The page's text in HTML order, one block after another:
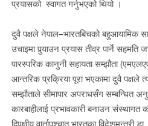
प्रयासको स्वागत गर्नुभएको थियो ।
दुवै पक्षले नेपाल–भारतबिचको बहुआयामिक
उचाइमा पुर्‍याउन प्रयास तीव्र पार्ने
पारस्परिक कानुनी सहायता सम्झौता
आन्तरिक प्रक्रिया पूरा भएकामा दुवै
सम्झौताले सीमापार अपराधसँग सम्बन्धित
कारबाहीलाई प्रभावकारी बनाउन संस्थागत
द्विपक्षीय वार्तापश्चात् भारतका